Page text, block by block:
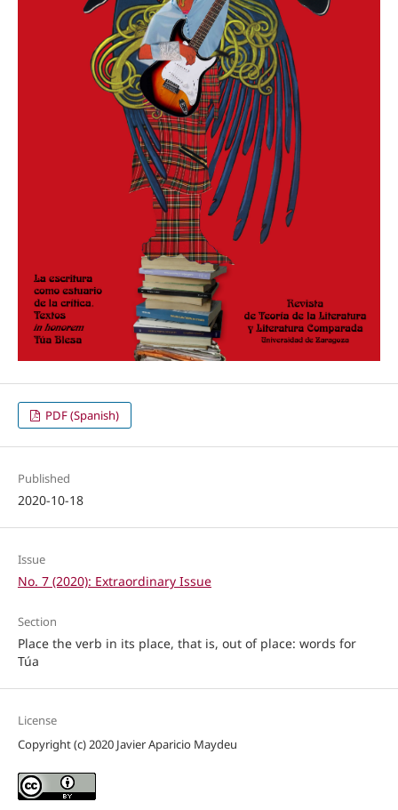
PDF (Spanish)
Published
2020-10-18
Issue
No. 7 (2020): Extraordinary Issue
Section
Place the verb in its place, that is, out of place: words for
Túa
License
Copyright (c) 2020 Javier Aparicio Maydeu